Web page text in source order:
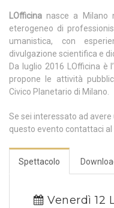
LOfficina nasce a Milano
eterogeneo di
umanistica, con
divulgazione scientifica e
Da luglio 2016 LOfficina è
propone le attività
Civico Planetario di Milano.
Se sei interessato ad
questo evento contattaci
Spettacolo
Venerdì 12